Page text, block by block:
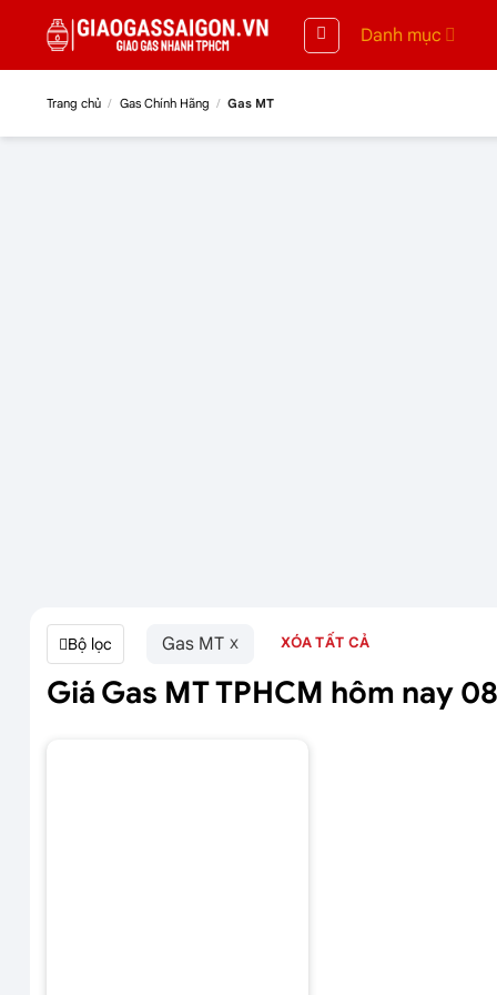
Danh mục
Trang chủ / Gas Chính Hãng / Gas MT
Bộ lọc Gas MT XÓA TẤT CẢ
Giá Gas MT TPHCM hôm nay